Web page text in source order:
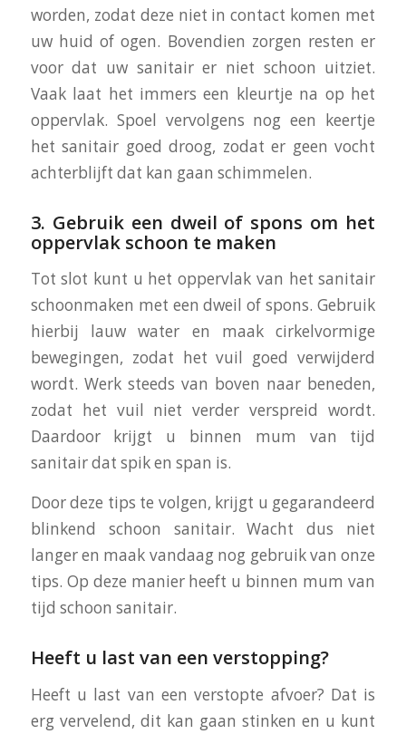
worden, zodat deze niet in contact komen met
uw huid of ogen. Bovendien zorgen resten er
voor dat uw sanitair er niet schoon uitziet.
Vaak laat het immers een kleurtje na op het
oppervlak. Spoel vervolgens nog een keertje
het sanitair goed droog, zodat er geen vocht
achterblijft dat kan gaan schimmelen.
3. Gebruik een dweil of spons om het
oppervlak schoon te maken
Tot slot kunt u het oppervlak van het sanitair
schoonmaken met een dweil of spons. Gebruik
hierbij lauw water en maak cirkelvormige
bewegingen, zodat het vuil goed verwijderd
wordt. Werk steeds van boven naar beneden,
zodat het vuil niet verder verspreid wordt.
Daardoor krijgt u binnen mum van tijd
sanitair dat spik en span is.
Door deze tips te volgen, krijgt u gegarandeerd
blinkend schoon sanitair. Wacht dus niet
langer en maak vandaag nog gebruik van onze
tips. Op deze manier heeft u binnen mum van
tijd schoon sanitair.
Heeft u last van een verstopping?
Heeft u last van een verstopte afvoer? Dat is
erg vervelend, dit kan gaan stinken en u kunt